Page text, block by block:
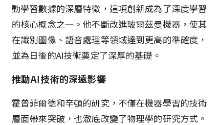
動學習數據的深層特徵，這項創新成為了深度學習
的核心概念之一。他不斷改進玻爾茲曼機器，使其
在識別圖像、語音處理等領域達到更高的準確度，
並為日後的AI技術奠定了深厚的基礎。
推動AI技術的深遠影響
霍普菲爾德和辛頓的研究，不僅在機器學習的技術
層面帶來突破，也澈底改變了物理學的研究方式。